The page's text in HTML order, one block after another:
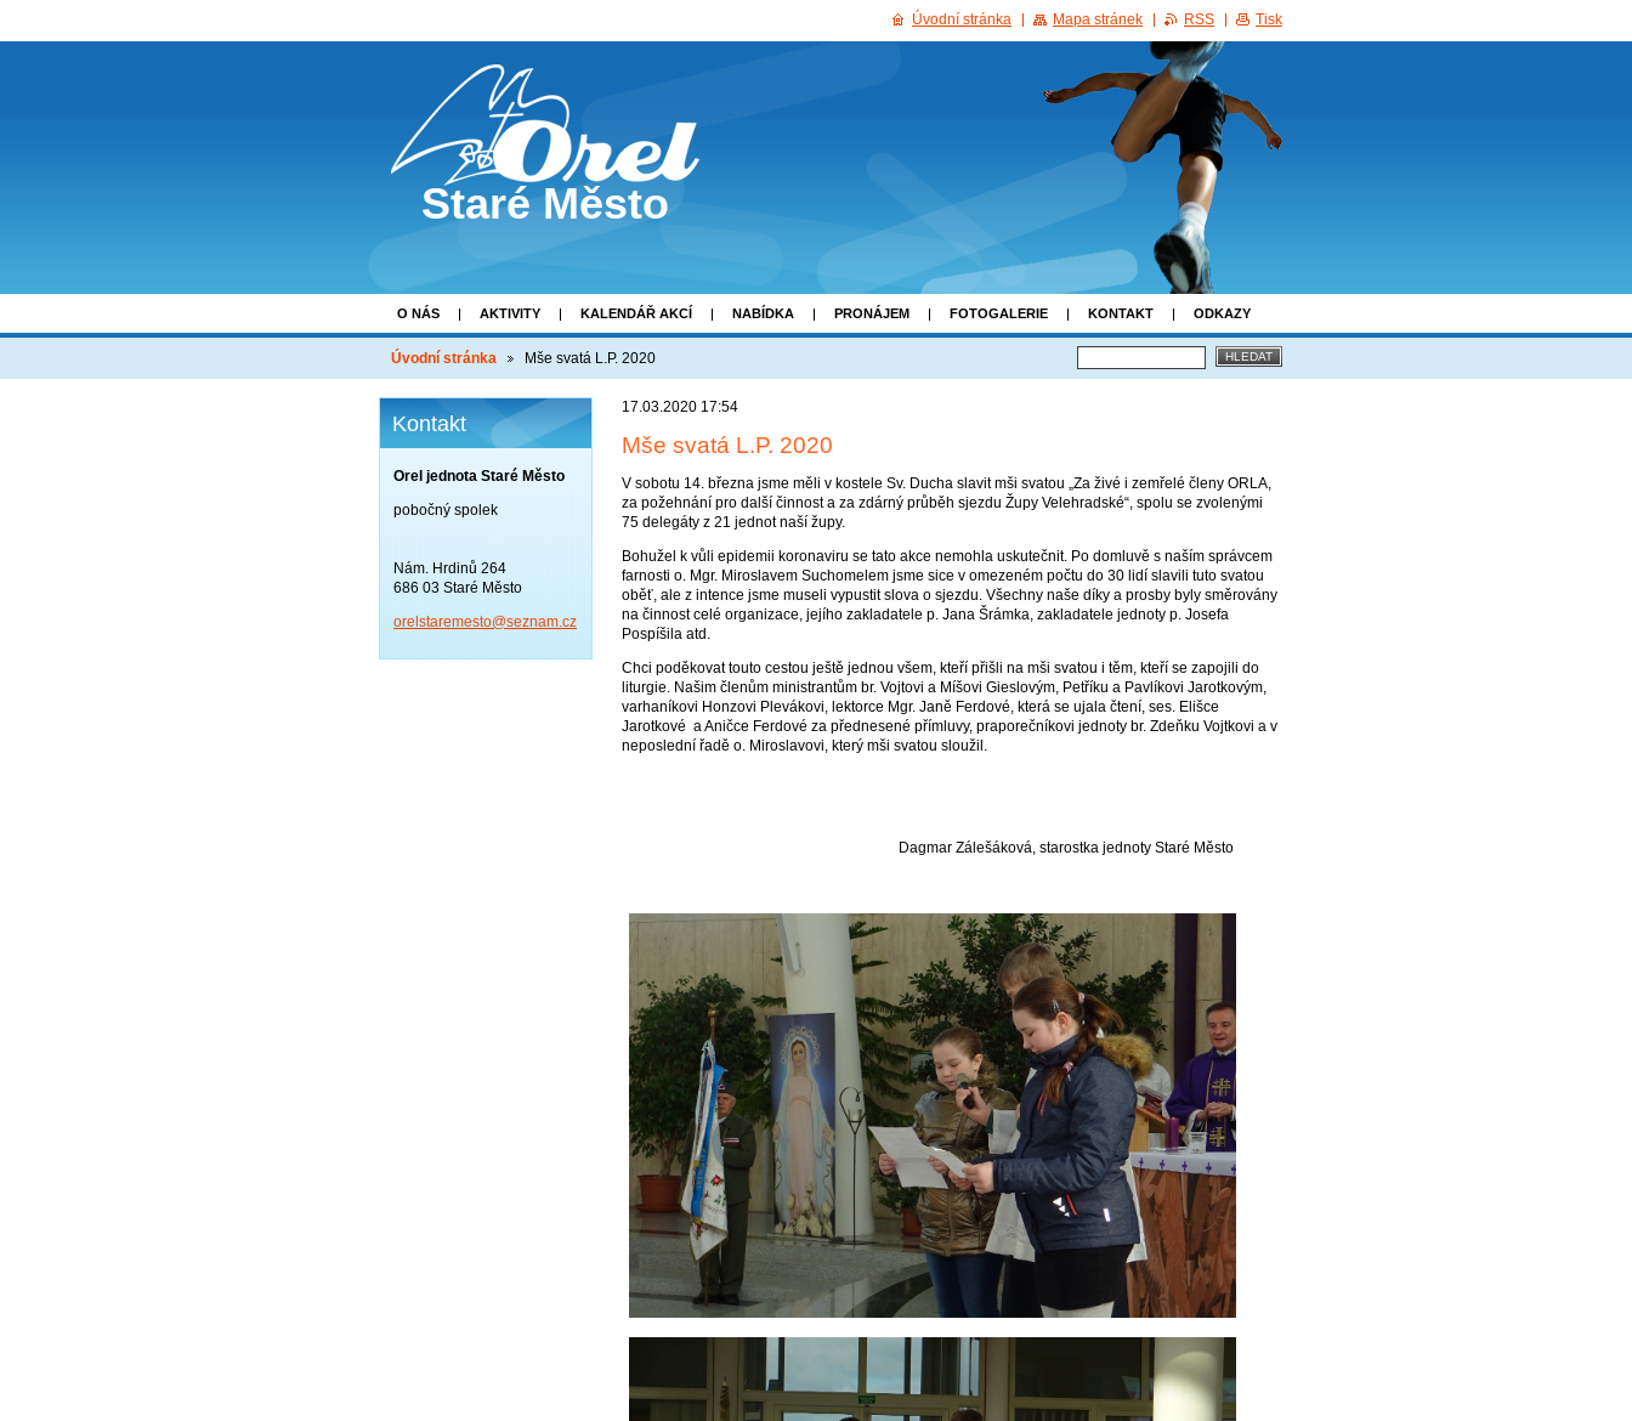
Staré Město
O NÁS AKTIVITY KALENDÁŘ AKCÍ NABÍDKA PRONÁJEM FOTOGALERIE KONTAKT ODKAZY
Úvodní stránka Mše svatá L.P. 2020
17.03.2020 17:54
Mše svatá L.P. 2020
V sobotu 14. března jsme měli v kostele Sv. Ducha slavit mši svatou „Za živé i zemřelé členy ORLA,
za požehnání pro další činnost a za zdárný průběh sjezdu Župy Velehradské“, spolu se zvolenými
75 delegáty z 21 jednot naší župy.
Bohužel k vůli epidemii koronaviru se tato akce nemohla uskutečnit. Po domluvě s naším správcem
farnosti o. Mgr. Miroslavem Suchomelem jsme sice v omezeném počtu do 30 lidí slavili tuto svatou
oběť, ale z intence jsme museli vypustit slova o sjezdu. Všechny naše díky a prosby byly směrovány
na činnost celé organizace, jejího zakladatele p. Jana Šrámka, zakladatele jednoty p. Josefa
Pospíšila atd.
Chci poděkovat touto cestou ještě jednou všem, kteří přišli na mši svatou i těm, kteří se zapojili do
liturgie. Našim členům ministrantům br. Vojtovi a Míšovi Gieslovým, Petříku a Pavlíkovi Jarotkovým,
varhaníkovi Honzovi Plevákovi, lektorce Mgr. Janě Ferdové, která se ujala čtení, ses. Elišce
Jarotkové a Aničce Ferdové za přednesené přímluvy, praporečníkovi jednoty br. Zdeňku Vojtkovi a v
neposlední řadě o. Miroslavovi, který mši svatou sloužil.
Dagmar Zálešáková, starostka jednoty Staré Město
Kontakt
Orel jednota Staré Město
pobočný spolek
Nám. Hrdinů 264
686 03 Staré Město
orelstaremesto@seznam.cz
Úvodní stránka Mapa stránek RSS Tisk